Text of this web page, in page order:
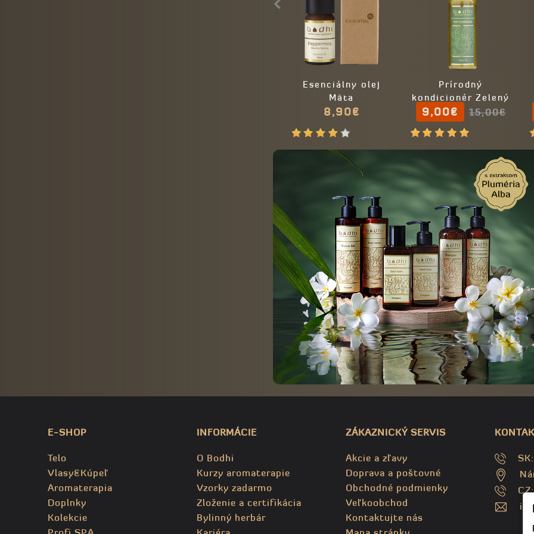
Esenciálny olej
Mäta
8,90€
Prírodný
kondicionér Zelený
čaj
9,00€ 15,00€
E-SHOP
Telo
Vlasy&Kúpeľ
Aromaterapia
Doplnky
Kolekcie
INFORMÁCIE
O Bodhi
Kurzy aromaterapie
Vzorky zadarmo
Zloženie a certifikácia
Bylinný herbár
ZÁKAZNICKÝ SERVIS
Akcie a zľavy
Doprava a poštovné
Obchodné podmienky
Veľkoobchod
Kontaktujte nás